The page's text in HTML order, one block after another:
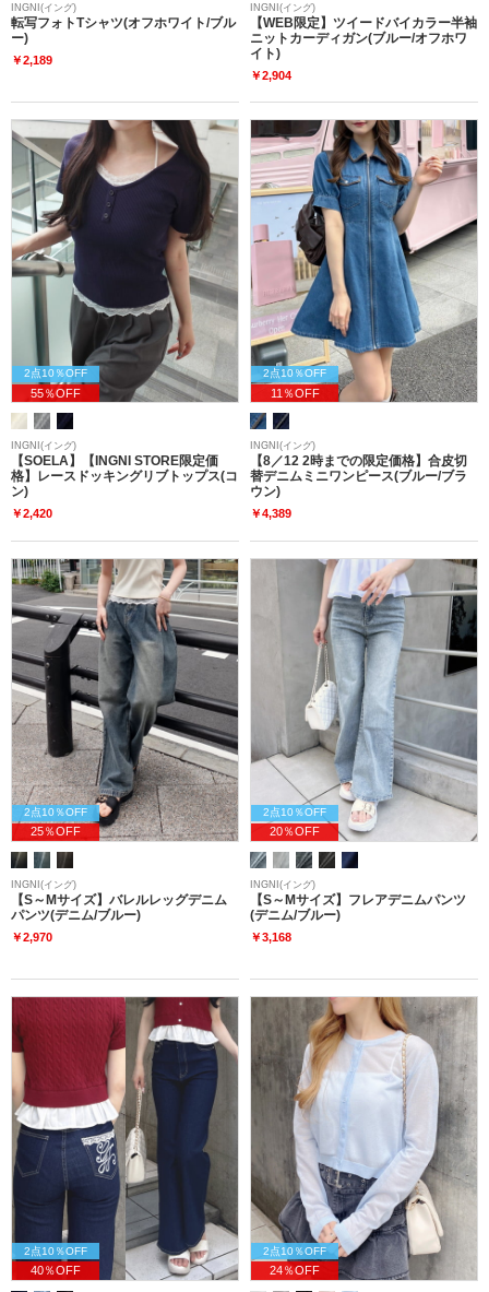
INGNI(イング)
転写フォトTシャツ(オフホワイト/ブル
ー)
￥2,189
INGNI(イング)
【WEB限定】ツイードバイカラー半袖
ニットカーディガン(ブルー/オフホワ
イト)
￥2,904
2点10％OFF
55％OFF
INGNI(イング)
【SOELA】【INGNI STORE限定価
格】レースドッキングリブトップス(コ
ン)
￥2,420
2点10％OFF
11％OFF
INGNI(イング)
【8／12 2時までの限定価格】合皮切
替デニムミニワンピース(ブルー/ブラ
ウン)
￥4,389
2点10％OFF
25％OFF
INGNI(イング)
【S～Mサイズ】バレルレッグデニム
パンツ(デニム/ブルー)
￥2,970
2点10％OFF
20％OFF
INGNI(イング)
【S～Mサイズ】フレアデニムパンツ
(デニム/ブルー)
￥3,168
2点10％OFF
40％OFF
2点10％OFF
24％OFF